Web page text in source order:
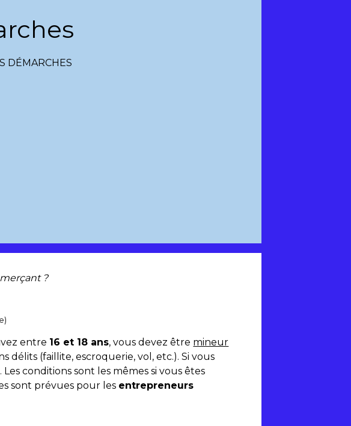
DÉMARCHES
?
entre 16 et 18 ans, vous devez être mineur
délits (faillite, escroquerie, vol, etc.). Si vous
. Les conditions sont les mêmes si vous êtes
sont prévues pour les entrepreneurs